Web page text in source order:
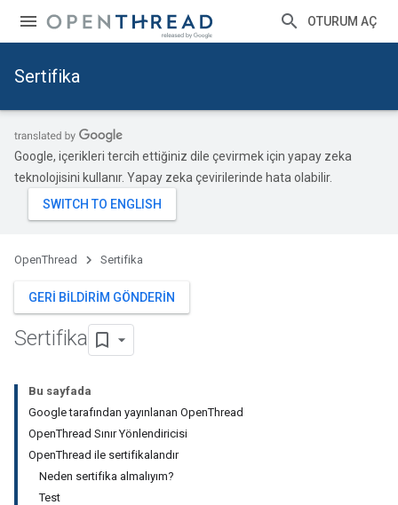
OTURUM AÇ
Sertifika
Google, içerikleri tercih ettiğiniz dile çevirmek için yapay zeka
teknolojisini kullanır. Yapay zeka çevirilerinde hata olabilir.
OpenThread Sertifika
GERI BILDIRIM GÖNDERIN
Sertifika
Bu sayfada
Google tarafından yayınlanan OpenThread
OpenThread Sınır Yönlendiricisi
OpenThread ile sertifikalandır
Neden sertifika almalıyım?
Test